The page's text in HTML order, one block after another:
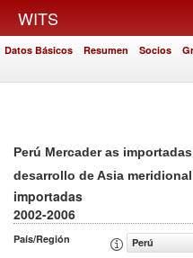
WITS
Datos Básicos Resumen Socios
Perú Mercader as
desarrollo de Asia meridional
importadas
2002-2006
País/Región
Perú